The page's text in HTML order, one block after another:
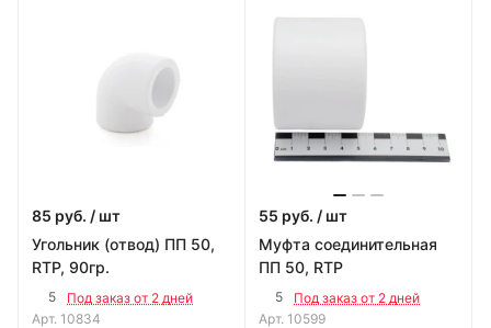
85 руб. / шт
Угольник (отвод) ПП 50,
RTP, 90гр.
5
Под заказ от 2 дней
Арт. 10834
55 руб. / шт
Муфта соединительная
ПП 50, RTP
5
Под заказ от 2 дней
Арт. 10599